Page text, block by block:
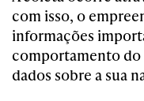
com isso, o
informações
comportamento
dados sobre a sua